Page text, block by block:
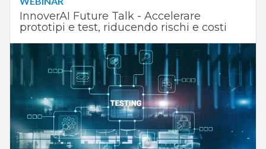
InnoverAI Future Talk - Accelerare
prototipi e test, riducendo rischi e costi